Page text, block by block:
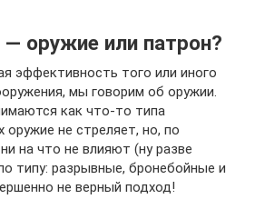
— оружие или патрон?
эффективность того или иного
мы говорим об оружии.
как что-то типа
оружие не стреляет, но, по
на что не влияют (ну разве
типу: разрывные, бронебойные и
не верный подход!